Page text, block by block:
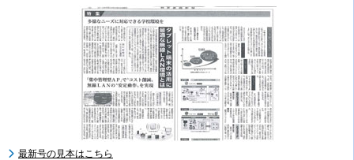
最新号の見本はこちら